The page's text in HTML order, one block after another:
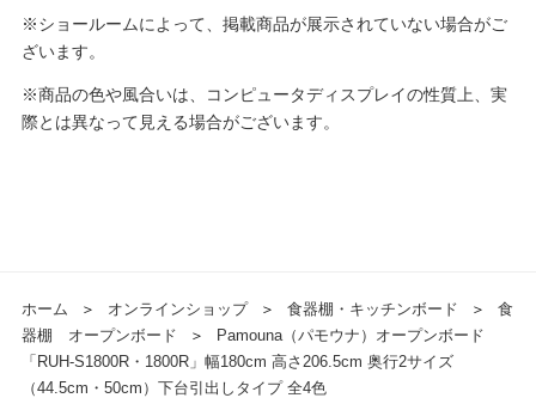
※ショールームによって、掲載商品が展示されていない場合がご
ざいます。
※商品の色や風合いは、コンピュータディスプレイの性質上、実
際とは異なって見える場合がございます。
ホーム ＞ オンラインショップ ＞ 食器棚・キッチンボード ＞
食
器棚 オープンボード
＞
Pamouna（パモウナ）オープンボード
「RUH-S1800R・1800R」幅180cm 高さ206.5cm 奥行2サイズ
（44.5cm・50cm）下台引出しタイプ 全4色